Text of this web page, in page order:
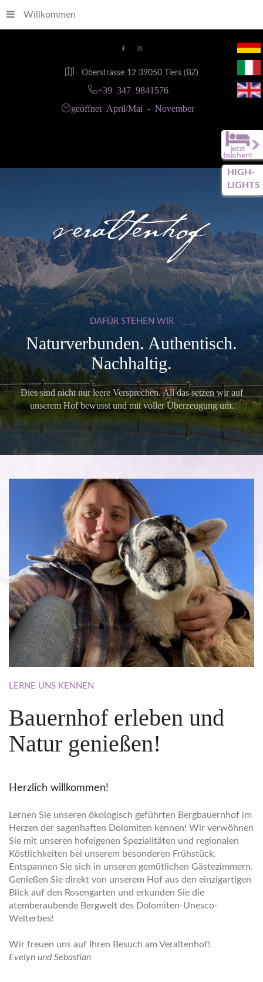
Oberstrasse 12 39050 Tiers (BZ)
+39 347 9841576
geöffnet April/Mai - November
HIGH-
LIGHTS
Willkommen
DAFÜR STEHEN WIR
Naturverbunden. Authentisch.
Nachhaltig.
Dies sind nicht nur leere Versprechen. All das setzen wir auf
unserem Hof bewusst und mit voller Überzeugung um.
LERNE UNS KENNEN
Bauernhof erleben und
Natur genießen!
Herzlich willkommen!
Lernen Sie unseren ökologisch geführten Bergbauernhof im
Herzen der sagenhaften Dolomiten kennen! Wir verwöhnen
Sie mit unseren hofeigenen Spezialitäten und regionalen
Köstlichkeiten bei unserem besonderen Frühstück.
Entspannen Sie sich in unseren gemütlichen Gästezimmern.
Genießen Sie direkt von unserem Hof aus den einzigartigen
Blick auf den Rosengarten und erkunden Sie die
atemberaubende Bergwelt des Dolomiten-Unesco-
Welterbes!
Wir freuen uns auf Ihren Besuch am Veraltenhof!
Evelyn und Sebastian